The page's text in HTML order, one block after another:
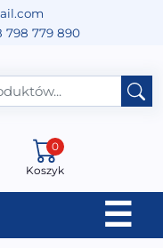
798 779 890
Koszyk
0
☰